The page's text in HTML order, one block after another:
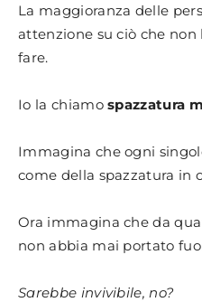
La maggioranza delle
attenzione su ciò che non
fare.
Io la chiamospazzatura
Immagina che ogni
come della spazzatura in
Ora immagina che da
non abbia mai portato
Sarebbe invivibile, no?